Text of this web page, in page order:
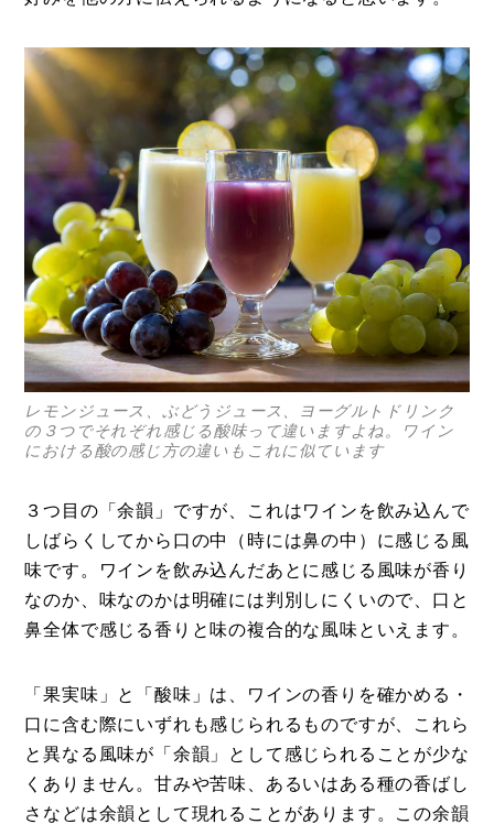
レモンジュース、ぶどうジュース、ヨーグルトドリンク
の３つでそれぞれ感じる酸味って違いますよね。ワイン
における酸の感じ方の違いもこれに似ています
３つ目の「余韻」ですが、これはワインを飲み込んで
しばらくしてから口の中（時には鼻の中）に感じる風
味です。ワインを飲み込んだあとに感じる風味が香り
なのか、味なのかは明確には判別しにくいので、口と
鼻全体で感じる香りと味の複合的な風味といえます。
「果実味」と「酸味」は、ワインの香りを確かめる・
口に含む際にいずれも感じられるものですが、これら
と異なる風味が「余韻」として感じられることが少な
くありません。甘みや苦味、あるいはある種の香ばし
さなどは余韻として現れることがあります。この余韻